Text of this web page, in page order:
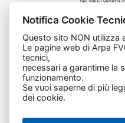
Agenzia regionale per la
Friuli
C.F. e P.
Tel
Notifica Cookie
Questo sito NON utilizza
Le pagine web di Arpa
tecnici,
necessari a garantirne la
funzionamento.
Se vuoi saperne di più
dei cookie.